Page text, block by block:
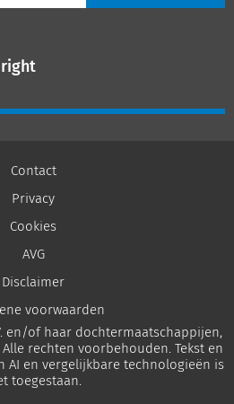
Contact
Privacy
Cookies
AVG
Disclaimer
voorwaarden
en/of haar dochtermaatschappijen,
rechten voorbehouden. Tekst en
AI en vergelijkbare technologieën is
toegestaan.